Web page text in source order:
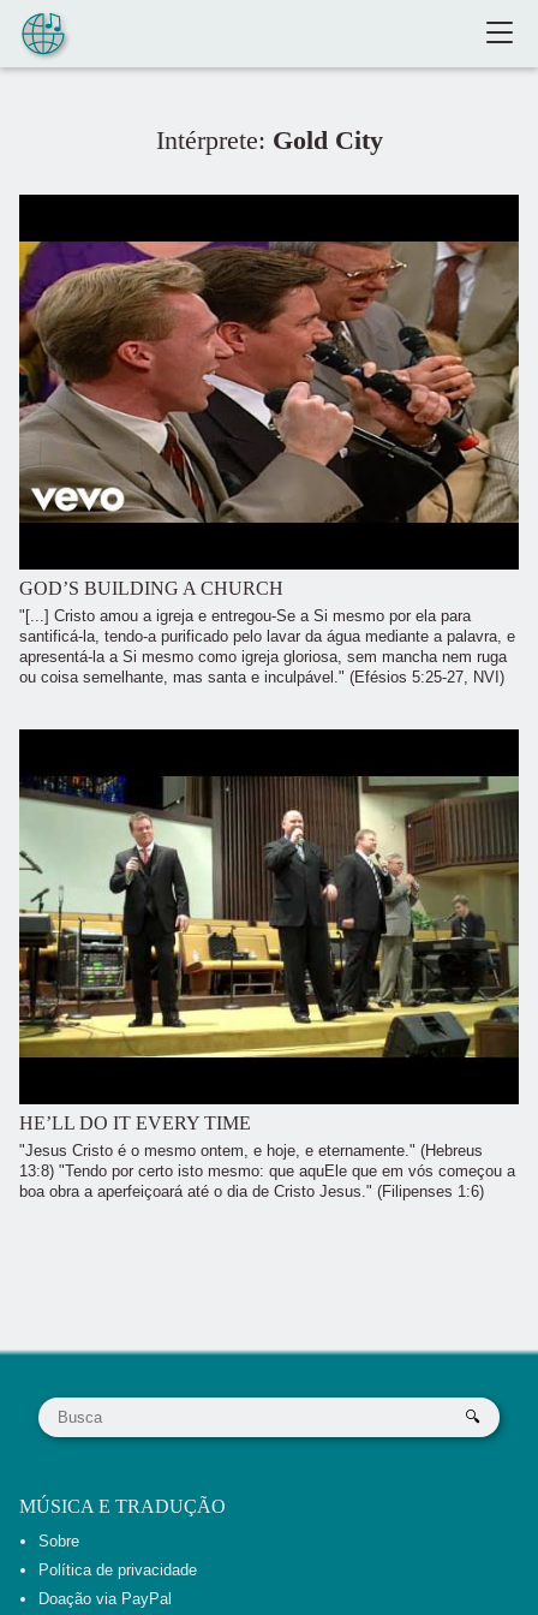
Pular para o conteúdo
Intérprete: Gold City
GOD’S BUILDING A CHURCH
"[...] Cristo amou a igreja e entregou-Se a Si mesmo por ela para
santificá-la, tendo-a purificado pelo lavar da água mediante a palavra, e
apresentá-la a Si mesmo como igreja gloriosa, sem mancha nem ruga
ou coisa semelhante, mas santa e inculpável." (Efésios 5:25-27, NVI)
HE’LL DO IT EVERY TIME
"Jesus Cristo é o mesmo ontem, e hoje, e eternamente." (Hebreus
13:8) "Tendo por certo isto mesmo: que aquEle que em vós começou a
boa obra a aperfeiçoará até o dia de Cristo Jesus." (Filipenses 1:6)
MÚSICA E TRADUÇÃO
Sobre
Política de privacidade
Doação via PayPal